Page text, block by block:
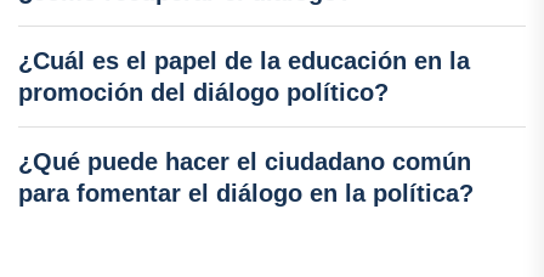
¿Cuál es el papel de la educación en la
promoción del diálogo político?
¿Qué puede hacer el ciudadano común
para fomentar el diálogo en la política?